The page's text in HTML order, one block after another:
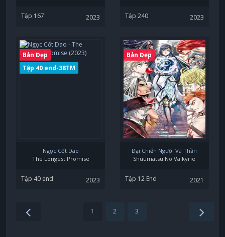
Tập 167 2023 Tập 240 2023
Bản Đẹp
Tập 40 end-38TM
Ngọc Cốt Dao
The Longest Promise
Tập 40 end 2023
Bản Đẹp
Đại Chiến Người Và Thần
Shuumatsu No Valkyrie
Tập 12 End 2021
1 2 3